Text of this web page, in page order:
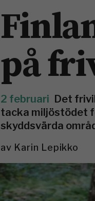
på
2 februari Det
tacka miljöstödet
skyddsvärda
av Karin Lepikko